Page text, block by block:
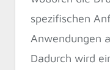
spezifischen
Anwendungen
Dadurch wird